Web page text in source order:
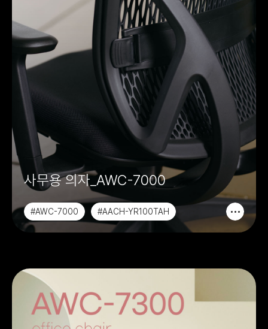
사무용 의자_AWC-7000
#AWC-7000
#AACH-YR100TAH
#AACH-YR100TAC
#AACH-YR100TA